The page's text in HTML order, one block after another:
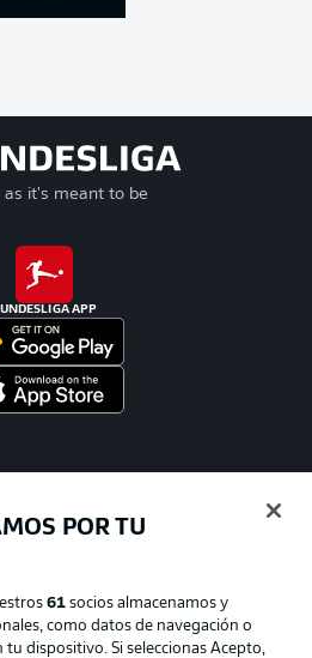
as it's meant to be
APP
POR TU
61 socios almacenamos y
como datos de navegación o
dispositivo. Si seleccionas Acepto,